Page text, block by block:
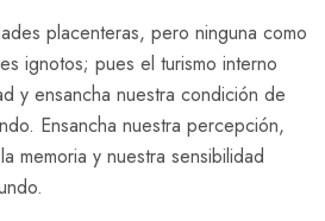
placenteras, pero ninguna como
ignotos; pues el turismo interno
y ensancha nuestra condición de
Ensancha nuestra percepción,
memoria y nuestra sensibilidad